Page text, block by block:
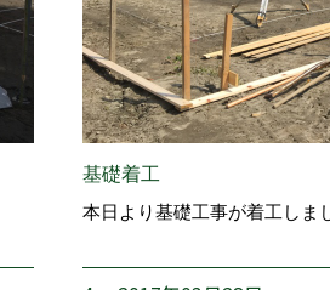
基礎着工
本日より基礎工事が着工しま